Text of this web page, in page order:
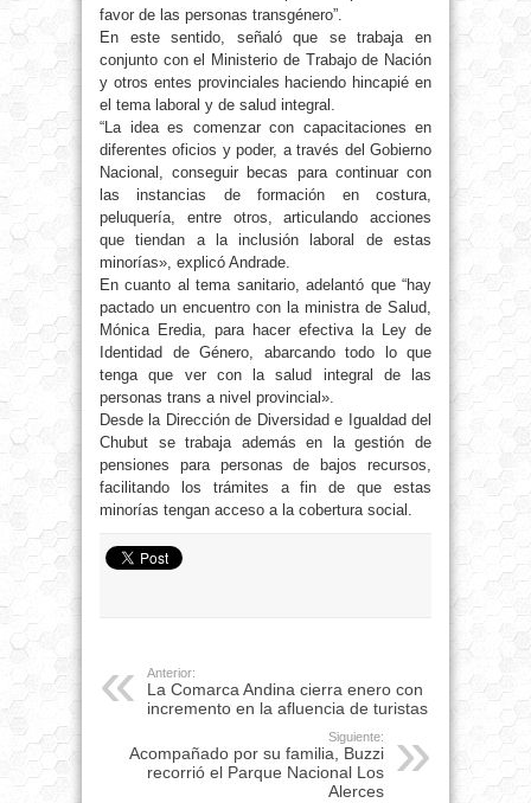
favor de las personas transgénero”.
En este sentido, señaló que se trabaja en
conjunto con el Ministerio de Trabajo de Nación
y otros entes provinciales haciendo hincapié en
el tema laboral y de salud integral.
“La idea es comenzar con capacitaciones en
diferentes oficios y poder, a través del Gobierno
Nacional, conseguir becas para continuar con
las instancias de formación en costura,
peluquería, entre otros, articulando acciones
que tiendan a la inclusión laboral de estas
minorías», explicó Andrade.
En cuanto al tema sanitario, adelantó que “hay
pactado un encuentro con la ministra de Salud,
Mónica Eredia, para hacer efectiva la Ley de
Identidad de Género, abarcando todo lo que
tenga que ver con la salud integral de las
personas trans a nivel provincial».
Desde la Dirección de Diversidad e Igualdad del
Chubut se trabaja además en la gestión de
pensiones para personas de bajos recursos,
facilitando los trámites a fin de que estas
minorías tengan acceso a la cobertura social.
Anterior:
La Comarca Andina cierra enero con
incremento en la afluencia de turistas
Siguiente:
Acompañado por su familia, Buzzi
recorrió el Parque Nacional Los
Alerces